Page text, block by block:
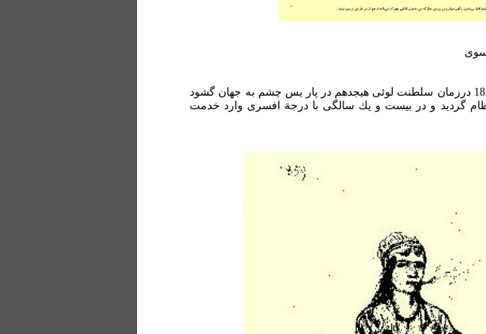
لوئي اميل دوهوسه در روز ۱۸ آوریل 1823 درزمان سلطنت لوئی هیجدهم در پار یس چشم به جهان گشود
نظام گردید و در بيست و يك سالگی با درجة افسری وارد خدمت